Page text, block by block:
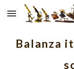
Skip to main
Balanza